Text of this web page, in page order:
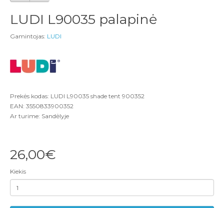
LUDI L90035 palapinė
Gamintojas: LUDI
Prekės kodas: LUDI L90035 shade tent 900352
EAN: 3550833900352
Ar turime: Sandėlyje
26,00€
Kiekis